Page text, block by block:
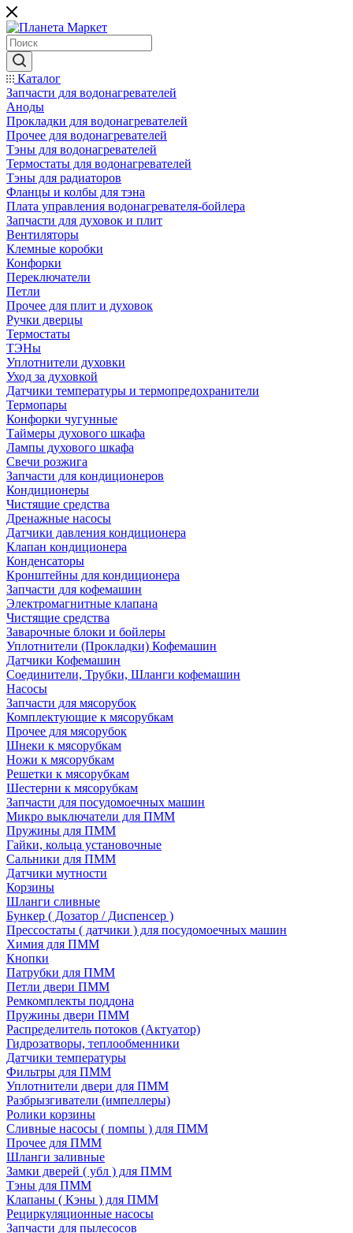
Каталог
Запчасти для водонагревателей
Аноды
Прокладки для водонагревателей
Прочее для водонагревателей
Тэны для водонагревателей
Термостаты для водонагревателей
Тэны для радиаторов
Фланцы и колбы для тэна
Плата управления водонагревателя-бойлера
Запчасти для духовок и плит
Вентиляторы
Клемные коробки
Конфорки
Переключатели
Петли
Прочее для плит и духовок
Ручки дверцы
Термостаты
ТЭНы
Уплотнители духовки
Уход за духовкой
Датчики температуры и термопредохранители
Термопары
Конфорки чугунные
Таймеры духового шкафа
Лампы духового шкафа
Свечи розжига
Запчасти для кондиционеров
Кондиционеры
Чистящие средства
Дренажные насосы
Датчики давления кондиционера
Клапан кондиционера
Конденсаторы
Кронштейны для кондиционера
Запчасти для кофемашин
Электромагнитные клапана
Чистящие средства
Заварочные блоки и бойлеры
Уплотнители (Прокладки) Кофемашин
Датчики Кофемашин
Соединители, Трубки, Шланги кофемашин
Насосы
Запчасти для мясорубок
Комплектующие к мясорубкам
Прочее для мясорубок
Шнеки к мясорубкам
Ножи к мясорубкам
Решетки к мясорубкам
Шестерни к мясорубкам
Запчасти для посудомоечных машин
Микро выключатели для ПММ
Пружины для ПММ
Гайки, кольца установочные
Сальники для ПММ
Датчики мутности
Корзины
Шланги сливные
Бункер ( Дозатор / Диспенсер )
Прессостаты ( датчики ) для посудомоечных машин
Химия для ПММ
Кнопки
Патрубки для ПММ
Петли двери ПММ
Ремкомплекты поддона
Пружины двери ПММ
Распределитель потоков (Актуатор)
Гидрозатворы, теплообменники
Датчики температуры
Фильтры для ПММ
Уплотнители двери для ПММ
Разбрызгиватели (импеллеры)
Ролики корзины
Сливные насосы ( помпы ) для ПММ
Прочее для ПММ
Шланги заливные
Замки дверей ( убл ) для ПММ
Тэны для ПММ
Клапаны ( Кэны ) для ПММ
Рециркуляционные насосы
Запчасти для пылесосов